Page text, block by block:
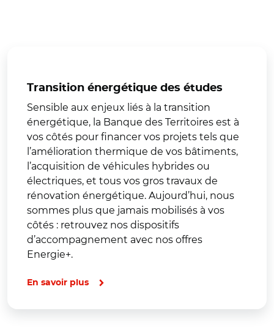
Transition énergétique des études
Sensible aux enjeux liés à la transition
énergétique, la Banque des Territoires est à
vos côtés pour financer vos projets tels que
l’amélioration thermique de vos bâtiments,
l’acquisition de véhicules hybrides ou
électriques, et tous vos gros travaux de
rénovation énergétique. Aujourd’hui, nous
sommes plus que jamais mobilisés à vos
côtés : retrouvez nos dispositifs
d’accompagnement avec nos offres
Energie+.
En savoir plus